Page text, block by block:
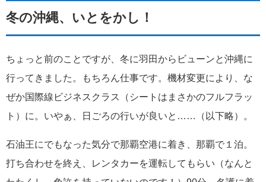
冬の沖縄、いとをかし！
ちょっと前のことですが、冬に羽田からビューンと沖縄に
行ってきました。もちろん仕事です。機材変更により、な
ぜか国際線ビジネスクラス（シートはまさかのフルフラッ
ト）に。いやぁ、日ごろの行いが良いと……（以下略）。
石油王にでもなった気分で那覇空港に着き、那覇で１泊。
打ち合わせを終え、レンタカーを運転してもらい（なんと